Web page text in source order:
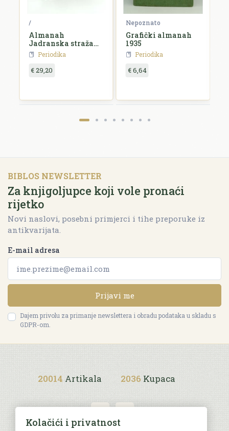
/
Almanah
Jadranska straža
za 1927. godinu
Periodika
€ 29,20
Nepoznato
Grafički almanah
1935
Periodika
€ 6,64
BIBLOS NEWSLETTER
Za knjigoljupce koji vole pronaći
rijetko
Novi naslovi, posebni primjerci i tihe preporuke iz
antikvarijata.
E-mail adresa
Prijavi me
Dajem privolu za primanje newslettera i obradu podataka u skladu s
GDPR-om.
20014 Artikala 2036 Kupaca
Kolačići i privatnost